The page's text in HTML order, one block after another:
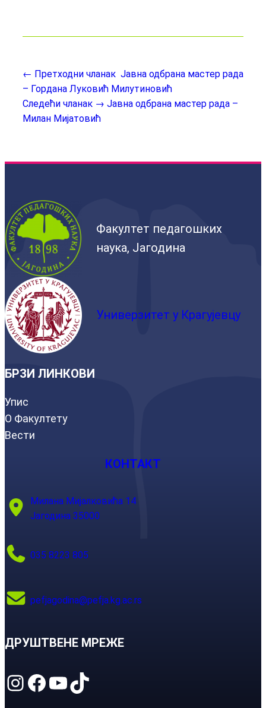
← Претходни чланак Јавна одбрана мастер рада
– Гордана Луковић Милутиновић
Следећи чланак → Јавна одбрана мастер рада –
Милан Мијатовић
Факултет педагошких
наука, Јагодина
Универзитет у Крагујевцу
БРЗИ ЛИНКОВИ
Упис
О Факултету
Вести
КОНТАКТ
Милана Мијалковића 14
Јагодина 35000
035 8223 805
pefjagodina@pefja.kg.ac.rs
ДРУШТВЕНЕ МРЕЖЕ
Instagram Facebook YouTube TikTok